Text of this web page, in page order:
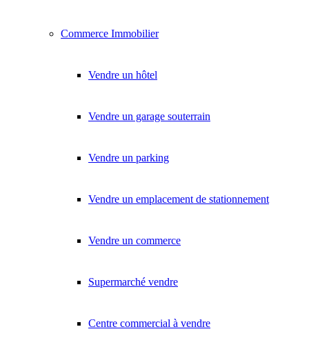
Commerce Immobilier
Vendre un hôtel
Vendre un garage souterrain
Vendre un parking
Vendre un emplacement de stationnement
Vendre un commerce
Supermarché vendre
Centre commercial à vendre